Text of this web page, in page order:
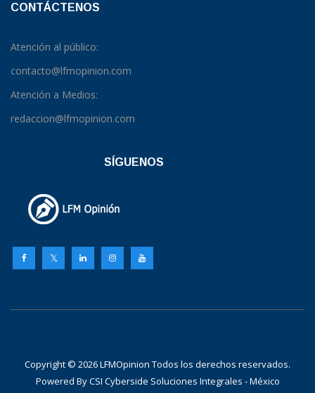
CONTÁCTENOS
Atención al público:
contacto@lfmopinion.com
Atención a Medios:
redaccion@lfmopinion.com
SÍGUENOS
Copyright © 2026 LFMOpinion Todos los derechos reservados.
Powered ByCSI Cyberside Soluciones Integrales - México